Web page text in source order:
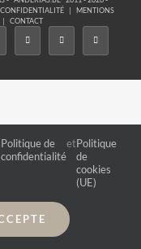
|
MENTIONS
| CONTACT
Politique de
confidentialité
etPolitique
de
cookies
(UE)